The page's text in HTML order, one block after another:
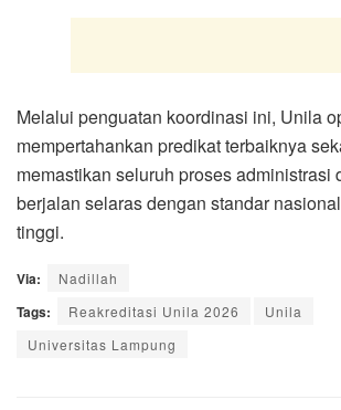
Melalui penguatan koordinasi ini, Unila
mempertahankan predikat terbaiknya
memastikan seluruh proses administrasi
berjalan selaras dengan standar
tinggi.
Via: Nadillah
Tags: Reakreditasi Unila 2026
Unila
Universitas Lampung